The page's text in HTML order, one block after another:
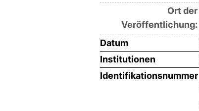
Ort der
Veröffentlichung:
Datum
Institutionen
Identifikationsnummer